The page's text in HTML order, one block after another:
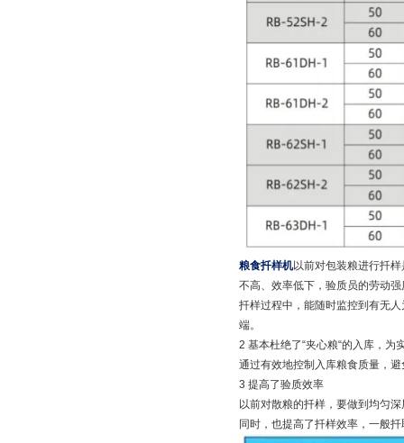
粮食扦样机以前对包装粮进行扦
不高、效率低下，验质员的劳动
扦样过程中，能随时监控到有无
端。
2 基本杜绝了“夹心粮“的入库，为
通过有效地控制入库粮食质量，
3 提高了验质效率
以前对散粮的扦样，要做到均匀
同时，也提高了扦样效率，一般